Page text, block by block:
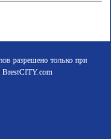
разрешено только при
BrestCITY.com